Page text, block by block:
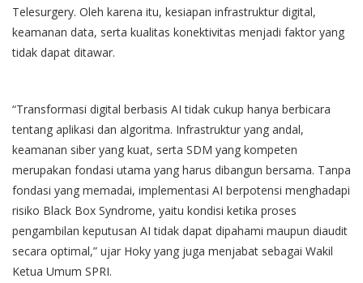
Telesurgery. Oleh karena itu, kesiapan infrastruktur digital,
keamanan data, serta kualitas konektivitas menjadi faktor yang
tidak dapat ditawar.
“Transformasi digital berbasis AI tidak cukup hanya berbicara
tentang aplikasi dan algoritma. Infrastruktur yang andal,
keamanan siber yang kuat, serta SDM yang kompeten
merupakan fondasi utama yang harus dibangun bersama. Tanpa
fondasi yang memadai, implementasi AI berpotensi menghadapi
risiko Black Box Syndrome, yaitu kondisi ketika proses
pengambilan keputusan AI tidak dapat dipahami maupun diaudit
secara optimal,” ujar Hoky yang juga menjabat sebagai Wakil
Ketua Umum SPRI.